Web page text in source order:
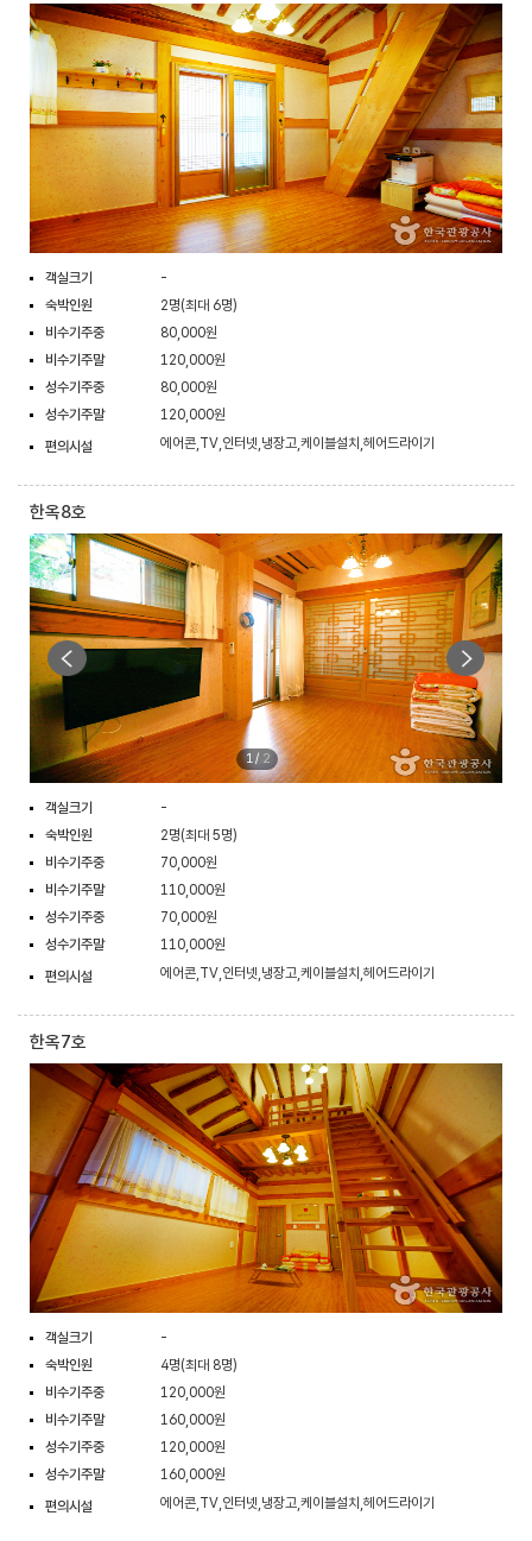
객실크기
-
숙박인원
2명(최대 6명)
비수기주중
80,000원
비수기주말
120,000원
성수기주중
80,000원
성수기주말
120,000원
편의시설
에어콘,TV,인터넷,냉장고,케이블설치,헤어드라이기
한옥8호
1/ 2
객실크기
-
숙박인원
2명(최대 5명)
비수기주중
70,000원
비수기주말
110,000원
성수기주중
70,000원
성수기주말
110,000원
편의시설
에어콘,TV,인터넷,냉장고,케이블설치,헤어드라이기
한옥7호
객실크기
-
숙박인원
4명(최대 8명)
비수기주중
120,000원
비수기주말
160,000원
성수기주중
120,000원
성수기주말
160,000원
편의시설
에어콘,TV,인터넷,냉장고,케이블설치,헤어드라이기